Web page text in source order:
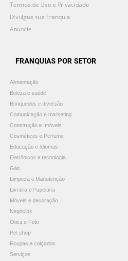
Termos de Uso e Privacidade
Divulgue sua Franquia
Anuncie
FRANQUIAS POR SETOR
Alimentação
Beleza e saúde
Brinquedos e diversão
Comunicação e marketing
Construção e Imóveis
Cosméticos e Perfume
Educação e Idiomas
Eletrônicos e tecnologia
Gás
Limpeza e Manutenção
Livraria e Papelaria
Móveis e decoração
Negócios
Ótica e Foto
Pet shop
Roupas e calçados
Serviços